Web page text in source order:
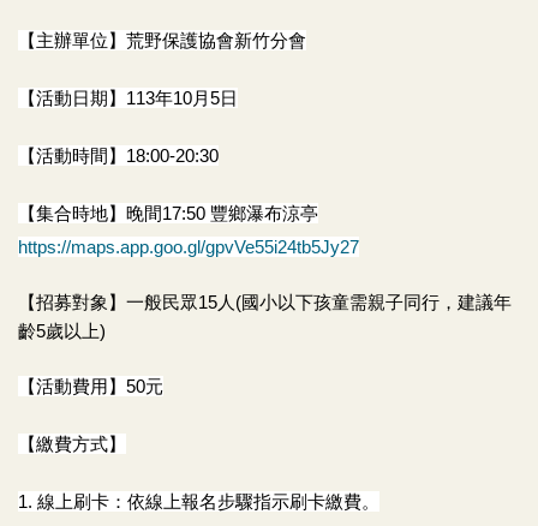
【主辦單位】 荒野保護協會新竹分會
【活動日期】113年10月5日
【活動時間】18:00-20:30
【集合時地】晚間17:50 豐鄉瀑布涼亭
https://maps.app.goo.gl/gpvVe55i24tb5Jy27
【招募對象】一般民眾15人(國小以下孩童需親子同行，建議年
齡5歲以上)
【活動費用】50元
【繳費方式】
1. 線上刷卡：依線上報名步驟指示刷卡繳費。